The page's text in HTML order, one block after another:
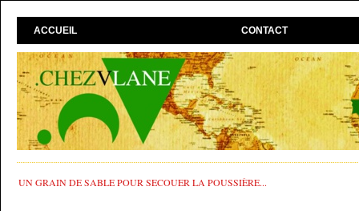
ACCUEIL CONTACT
UN GRAIN DE SABLE POUR SECOUER LA POUSSIÈRE...